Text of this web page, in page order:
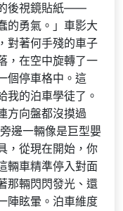
後視鏡貼紙——
的勇氣。」車影大
對著何手殘的車子
，在空中旋轉了一
個停車格中。這
的泊車學徒了。
方向盤都沒摸過
邊一輛像是巨型嬰
，從現在開始，你
輛車精準停入對面
那輛閃閃發光、還
陣眩暈。泊車維度